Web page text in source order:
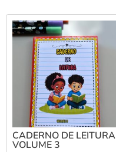
CADERNO DE LEITURA
VOLUME 3